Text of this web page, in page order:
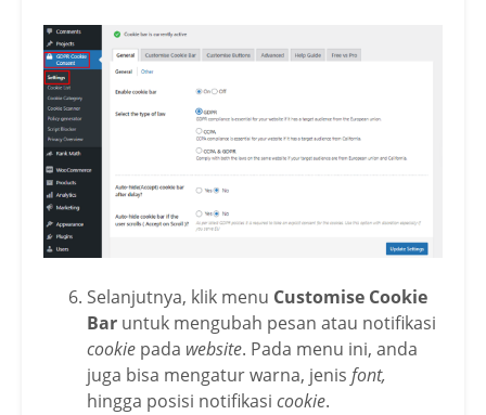
Selanjutnya, klik menu Customise Cookie
Bar untuk mengubah pesan atau notifikasi
cookie pada website. Pada menu ini, anda
juga bisa mengatur warna, jenis font,
hingga posisi notifikasi cookie.